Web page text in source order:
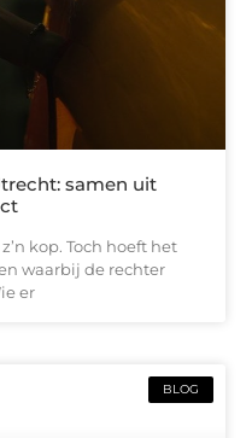
samen uit
kop. Toch hoeft het
waarbij de rechter
er
BLOG